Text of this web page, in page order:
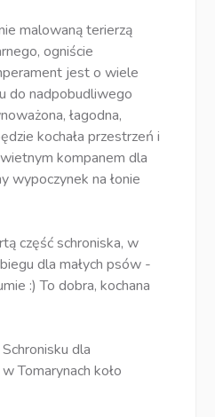
malowaną terierzą
ogniście
jest o wiele
do nadpobudliwego
łagodna,
kochała przestrzeń i
kompanem dla
wypoczynek na łonie
część schroniska, w
dla małych psów -
:) To dobra, kochana
dla
Tomarynach koło